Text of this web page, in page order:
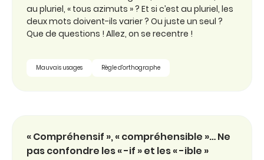
au pluriel, « tous azimuts » ? Et si c’est au pluriel, les
deux mots doivent-ils varier ? Ou juste un seul ?
Que de questions ! Allez, on se recentre !
Mauvais usages Règle d'orthographe
« Compréhensif », « compréhensible »… Ne
pas confondre les « -if » et les « -ible »